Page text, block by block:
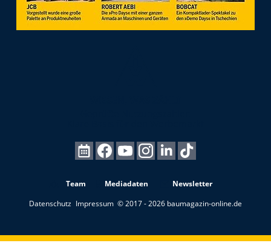
Team Mediadaten
Newsletter
Datenschutz Impressum © 2017 - 2026 baumagazin-online.de